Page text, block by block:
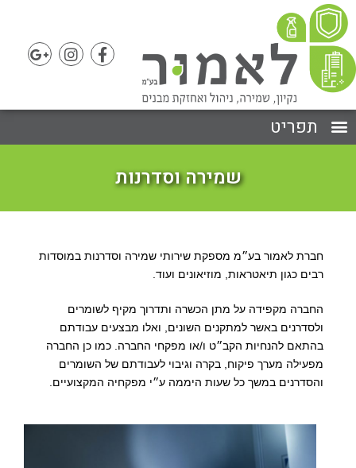
שמירה וסדרנות
חברת לאמור בע״מ מספקת שירותי שמירה וסדרנות במוסדות
רבים כגון תיאטראות, מוזיאונים ועוד.
החברה מקפידה על מתן הכשרה ותדרוך מקיף לשומרים
ולסדרנים באשר למתקנים השונים, ואלו מבצעים עבודתם
בהתאם להנחיות הקב״ט ו/או מפקחי החברה. כמו כן החברה
מפעילה מערך פיקוח, בקרה וגיבוי לעבודתם של השומרים
והסדרנים במשך כל שעות היממה ע״י מפקחיה המקצועיים.